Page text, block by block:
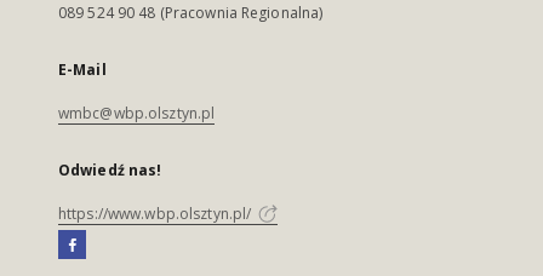
089 524 90 48 (Pracownia Regionalna)
E-Mail
wmbc@wbp.olsztyn.pl
Odwiedź nas!
https://www.wbp.olsztyn.pl/